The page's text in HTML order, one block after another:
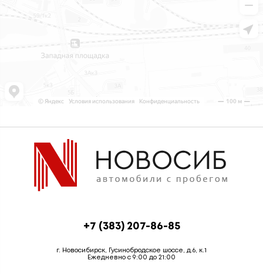
+7 (383) 207-86-85
г. Новосибирск, Гусинобродское шоссе, д.6, к.1
Ежедневно с 9:00 до 21:00